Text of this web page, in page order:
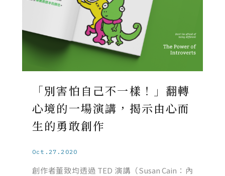
「別害怕自己不一樣！」翻轉
心境的一場演講，揭示由心而
生的勇敢創作
Oct.27.2020
創作者董致均透過 TED 演講（Susan Cain：內